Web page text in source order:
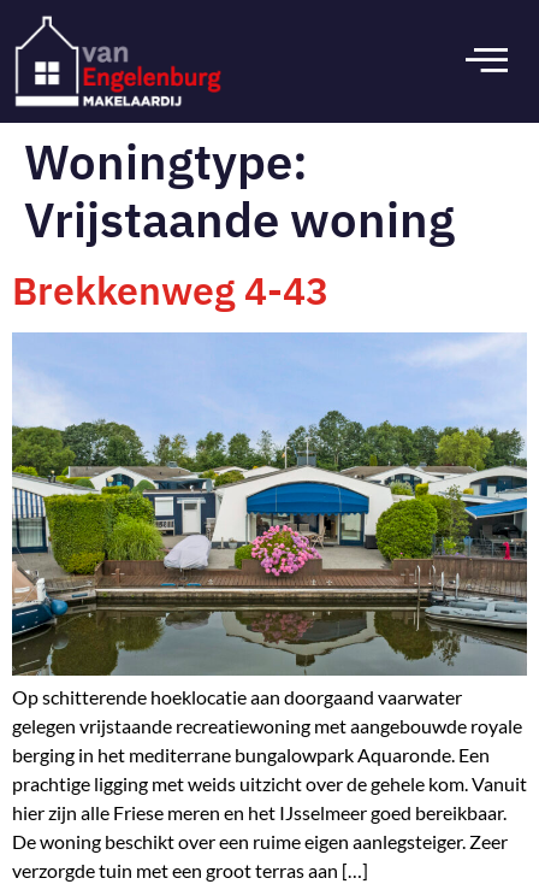
Woningtype:
Vrijstaande woning
Brekkenweg 4-43
Op schitterende hoeklocatie aan doorgaand vaarwater
gelegen vrijstaande recreatiewoning met aangebouwde royale
berging in het mediterrane bungalowpark Aquaronde. Een
prachtige ligging met weids uitzicht over de gehele kom. Vanuit
hier zijn alle Friese meren en het IJsselmeer goed bereikbaar.
De woning beschikt over een ruime eigen aanlegsteiger. Zeer
verzorgde tuin met een groot terras aan […]